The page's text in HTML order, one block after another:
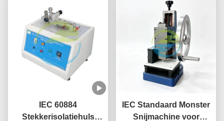
IEC 60884
Stekkerisolatiehuls
IEC Standaard Monster
Snijmachine voor